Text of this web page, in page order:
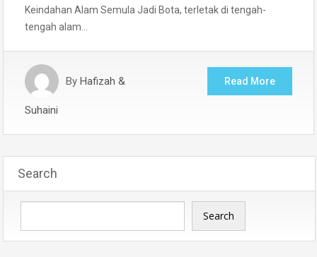
Keindahan Alam Semula Jadi Bota, terletak di tengah-
tengah alam…
By Hafizah &
Suhaini
Read More
Search
Search